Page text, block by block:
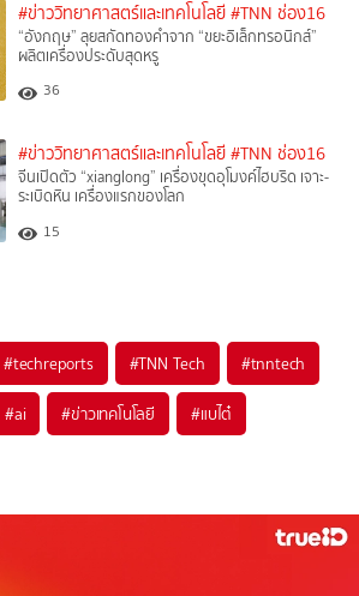
#ข่าววิทยาศาสตร์และเทคโนโลยี #TNN ช่อง16
“อังกฤษ” ลุยสกัดทองคำจาก “ขยะอิเล็กทรอนิกส์”
ผลิตเครื่องประดับสุดหรู
36
#ข่าววิทยาศาสตร์และเทคโนโลยี #TNN ช่อง16
จีนเปิดตัว “xianglong” เครื่องขุดอุโมงค์ไฮบริด เจาะ-
ระเบิดหิน เครื่องแรกของโลก
15
#techreports #TNN Tech #tnntech
#ai #ข่าวเทคโนโลยี #แบไต๋